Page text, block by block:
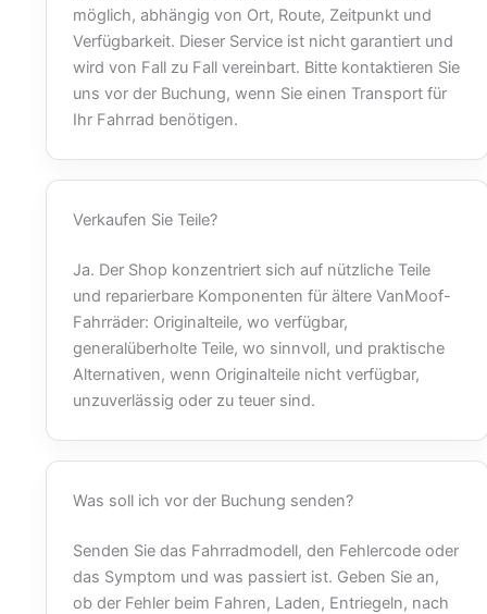
möglich, abhängig von Ort, Route, Zeitpunkt und
Verfügbarkeit. Dieser Service ist nicht garantiert und
wird von Fall zu Fall vereinbart. Bitte kontaktieren Sie
uns vor der Buchung, wenn Sie einen Transport für
Ihr Fahrrad benötigen.
Verkaufen Sie Teile?
Ja. Der Shop konzentriert sich auf nützliche Teile
und reparierbare Komponenten für ältere VanMoof-
Fahrräder: Originalteile, wo verfügbar,
generalüberholte Teile, wo sinnvoll, und praktische
Alternativen, wenn Originalteile nicht verfügbar,
unzuverlässig oder zu teuer sind.
Was soll ich vor der Buchung senden?
Senden Sie das Fahrradmodell, den Fehlercode oder
das Symptom und was passiert ist. Geben Sie an,
ob der Fehler beim Fahren, Laden, Entriegeln, nach